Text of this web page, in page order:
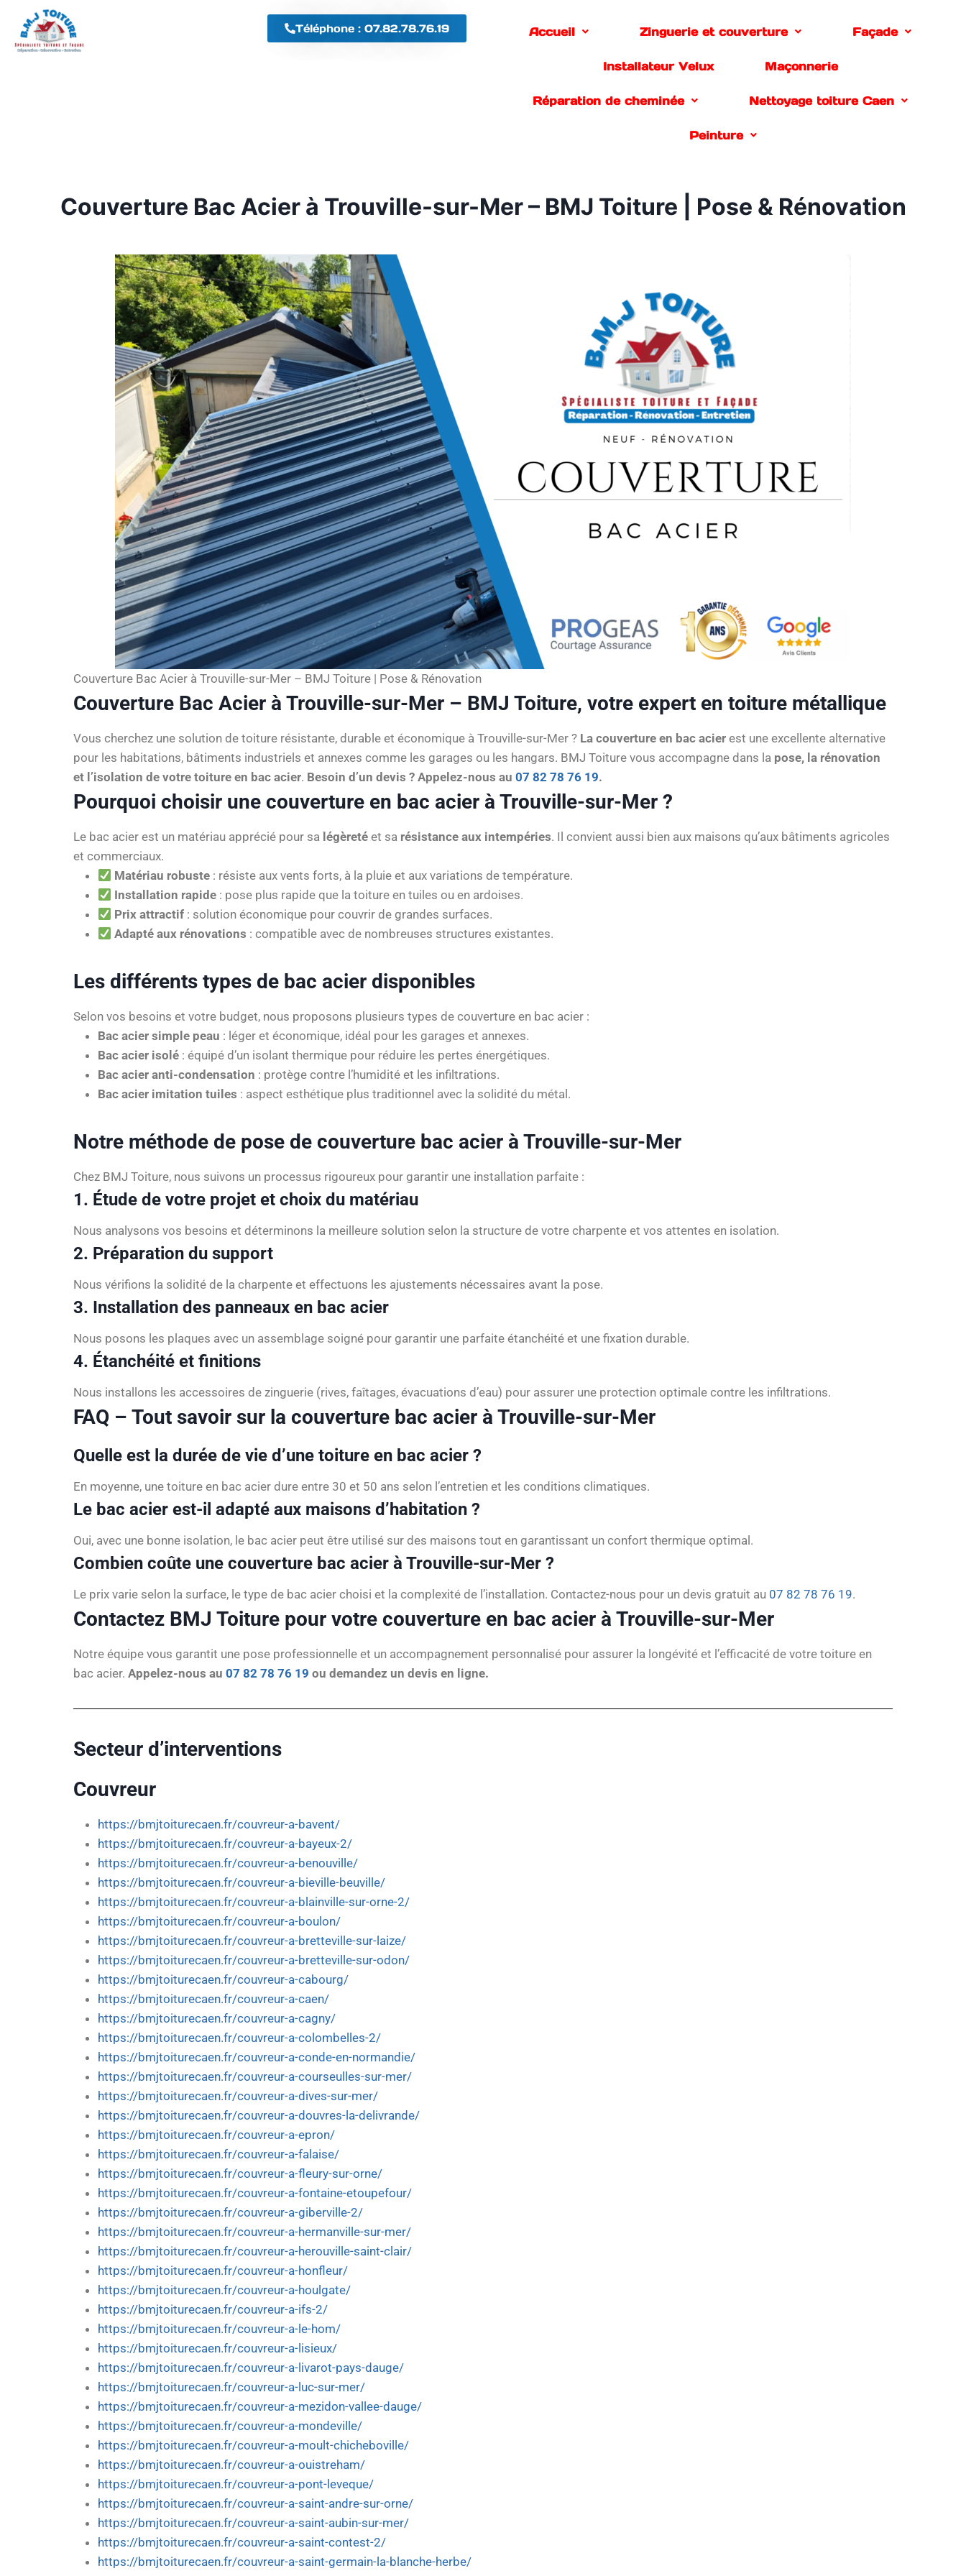
Téléphone : 07.82.78.76.19 Accueil Zinguerie et couverture Façade
Installateur Velux Maçonnerie
Réparation de cheminée Nettoyage toiture Caen
Peinture
Couverture Bac Acier à Trouville-sur-Mer – BMJ Toiture | Pose & Rénovation
Couverture Bac Acier à Trouville-sur-Mer – BMJ Toiture | Pose & Rénovation
Couverture Bac Acier à Trouville-sur-Mer – BMJ Toiture, votre expert en toiture métallique
Vous cherchez une solution de toiture résistante, durable et économique à Trouville-sur-Mer ? La couverture en bac acier est une excellente alternative
pour les habitations, bâtiments industriels et annexes comme les garages ou les hangars. BMJ Toiture vous accompagne dans la pose, la rénovation
et l’isolation de votre toiture en bac acier. Besoin d’un devis ? Appelez-nous au 07 82 78 76 19.
Pourquoi choisir une couverture en bac acier à Trouville-sur-Mer ?
Le bac acier est un matériau apprécié pour sa légèreté et sa résistance aux intempéries. Il convient aussi bien aux maisons qu’aux bâtiments agricoles
et commerciaux.
Matériau robuste : résiste aux vents forts, à la pluie et aux variations de température.
Installation rapide : pose plus rapide que la toiture en tuiles ou en ardoises.
Prix attractif : solution économique pour couvrir de grandes surfaces.
Adapté aux rénovations : compatible avec de nombreuses structures existantes.
Les différents types de bac acier disponibles
Selon vos besoins et votre budget, nous proposons plusieurs types de couverture en bac acier :
Bac acier simple peau : léger et économique, idéal pour les garages et annexes.
Bac acier isolé : équipé d’un isolant thermique pour réduire les pertes énergétiques.
Bac acier anti-condensation : protège contre l’humidité et les infiltrations.
Bac acier imitation tuiles : aspect esthétique plus traditionnel avec la solidité du métal.
Notre méthode de pose de couverture bac acier à Trouville-sur-Mer
Chez BMJ Toiture, nous suivons un processus rigoureux pour garantir une installation parfaite :
1. Étude de votre projet et choix du matériau
Nous analysons vos besoins et déterminons la meilleure solution selon la structure de votre charpente et vos attentes en isolation.
2. Préparation du support
Nous vérifions la solidité de la charpente et effectuons les ajustements nécessaires avant la pose.
3. Installation des panneaux en bac acier
Nous posons les plaques avec un assemblage soigné pour garantir une parfaite étanchéité et une fixation durable.
4. Étanchéité et finitions
Nous installons les accessoires de zinguerie (rives, faîtages, évacuations d’eau) pour assurer une protection optimale contre les infiltrations.
FAQ – Tout savoir sur la couverture bac acier à Trouville-sur-Mer
Quelle est la durée de vie d’une toiture en bac acier ?
En moyenne, une toiture en bac acier dure entre 30 et 50 ans selon l’entretien et les conditions climatiques.
Le bac acier est-il adapté aux maisons d’habitation ?
Oui, avec une bonne isolation, le bac acier peut être utilisé sur des maisons tout en garantissant un confort thermique optimal.
Combien coûte une couverture bac acier à Trouville-sur-Mer ?
Le prix varie selon la surface, le type de bac acier choisi et la complexité de l’installation. Contactez-nous pour un devis gratuit au 07 82 78 76 19.
Contactez BMJ Toiture pour votre couverture en bac acier à Trouville-sur-Mer
Notre équipe vous garantit une pose professionnelle et un accompagnement personnalisé pour assurer la longévité et l’efficacité de votre toiture en
bac acier. Appelez-nous au 07 82 78 76 19 ou demandez un devis en ligne.
Secteur d’interventions
Couvreur
https://bmjtoiturecaen.fr/couvreur-a-bavent/
https://bmjtoiturecaen.fr/couvreur-a-bayeux-2/
https://bmjtoiturecaen.fr/couvreur-a-benouville/
https://bmjtoiturecaen.fr/couvreur-a-bieville-beuville/
https://bmjtoiturecaen.fr/couvreur-a-blainville-sur-orne-2/
https://bmjtoiturecaen.fr/couvreur-a-boulon/
https://bmjtoiturecaen.fr/couvreur-a-bretteville-sur-laize/
https://bmjtoiturecaen.fr/couvreur-a-bretteville-sur-odon/
https://bmjtoiturecaen.fr/couvreur-a-cabourg/
https://bmjtoiturecaen.fr/couvreur-a-caen/
https://bmjtoiturecaen.fr/couvreur-a-cagny/
https://bmjtoiturecaen.fr/couvreur-a-colombelles-2/
https://bmjtoiturecaen.fr/couvreur-a-conde-en-normandie/
https://bmjtoiturecaen.fr/couvreur-a-courseulles-sur-mer/
https://bmjtoiturecaen.fr/couvreur-a-dives-sur-mer/
https://bmjtoiturecaen.fr/couvreur-a-douvres-la-delivrande/
https://bmjtoiturecaen.fr/couvreur-a-epron/
https://bmjtoiturecaen.fr/couvreur-a-falaise/
https://bmjtoiturecaen.fr/couvreur-a-fleury-sur-orne/
https://bmjtoiturecaen.fr/couvreur-a-fontaine-etoupefour/
https://bmjtoiturecaen.fr/couvreur-a-giberville-2/
https://bmjtoiturecaen.fr/couvreur-a-hermanville-sur-mer/
https://bmjtoiturecaen.fr/couvreur-a-herouville-saint-clair/
https://bmjtoiturecaen.fr/couvreur-a-honfleur/
https://bmjtoiturecaen.fr/couvreur-a-houlgate/
https://bmjtoiturecaen.fr/couvreur-a-ifs-2/
https://bmjtoiturecaen.fr/couvreur-a-le-hom/
https://bmjtoiturecaen.fr/couvreur-a-lisieux/
https://bmjtoiturecaen.fr/couvreur-a-livarot-pays-dauge/
https://bmjtoiturecaen.fr/couvreur-a-luc-sur-mer/
https://bmjtoiturecaen.fr/couvreur-a-mezidon-vallee-dauge/
https://bmjtoiturecaen.fr/couvreur-a-mondeville/
https://bmjtoiturecaen.fr/couvreur-a-moult-chicheboville/
https://bmjtoiturecaen.fr/couvreur-a-ouistreham/
https://bmjtoiturecaen.fr/couvreur-a-pont-leveque/
https://bmjtoiturecaen.fr/couvreur-a-saint-andre-sur-orne/
https://bmjtoiturecaen.fr/couvreur-a-saint-aubin-sur-mer/
https://bmjtoiturecaen.fr/couvreur-a-saint-contest-2/
https://bmjtoiturecaen.fr/couvreur-a-saint-germain-la-blanche-herbe/